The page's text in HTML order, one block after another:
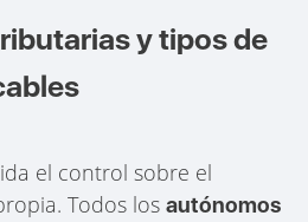
y tipos de
el control sobre el
Todos losautónomos